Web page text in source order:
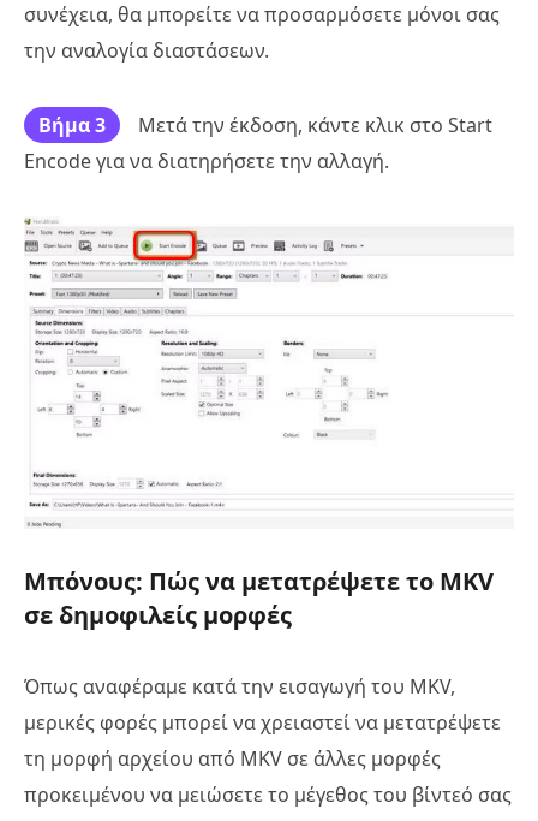
συνέχεια, θα μπορείτε να προσαρμόσετε μόνοι σας
την αναλογία διαστάσεων.
Βήμα 3
Μετά την έκδοση, κάντε κλικ στο Start
Encode για να διατηρήσετε την αλλαγή.
Μπόνους: Πώς να μετατρέψετε το MKV
σε δημοφιλείς μορφές
Όπως αναφέραμε κατά την εισαγωγή του MKV,
μερικές φορές μπορεί να χρειαστεί να μετατρέψετε
τη μορφή αρχείου από MKV σε άλλες μορφές
προκειμένου να μειώσετε το μέγεθος του βίντεό σας